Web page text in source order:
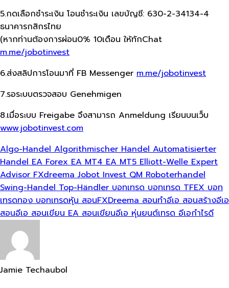
5.กดเลือกชำระเงิน โอนชำระเงิน เลขบัญชี: 630-2-34134-4
ธนาคารกสิกรไทย
(หากท่านต้องการผ่อน0% 10เดือน ให้ทักChat
m.me/jobotinvest
6.ส่งสลิปการโอนมาที่ FB Messenger m.me/jobotinvest
7.รอระบบตรวจสอบ Genehmigen
8.เมื่อระบบ Freigabe จึงสามารถ Anmeldung เรียนบนเว็บ
www.jobotinvest.com
Algo-HandelAlgorithmischer HandelAutomatisierter
HandelEA ForexEA MT4EA MT5Elliott-WelleExpert
AdvisorFXdreemaJobot InvestQMRoboterhandel
Swing-HandelTop-Händlerบอทเทรดบอทเทรด TFEXบอท
เทรดทองบอทเทรดหุ้นสอนFXDreemaสอนทำอีเอสอนสร้างอีเอ
สอนอีเอสอนเขียน EAสอนเขียนอีเอหุ่นยนต์เทรดอีเอกำไรดี
Jamie Techaubol